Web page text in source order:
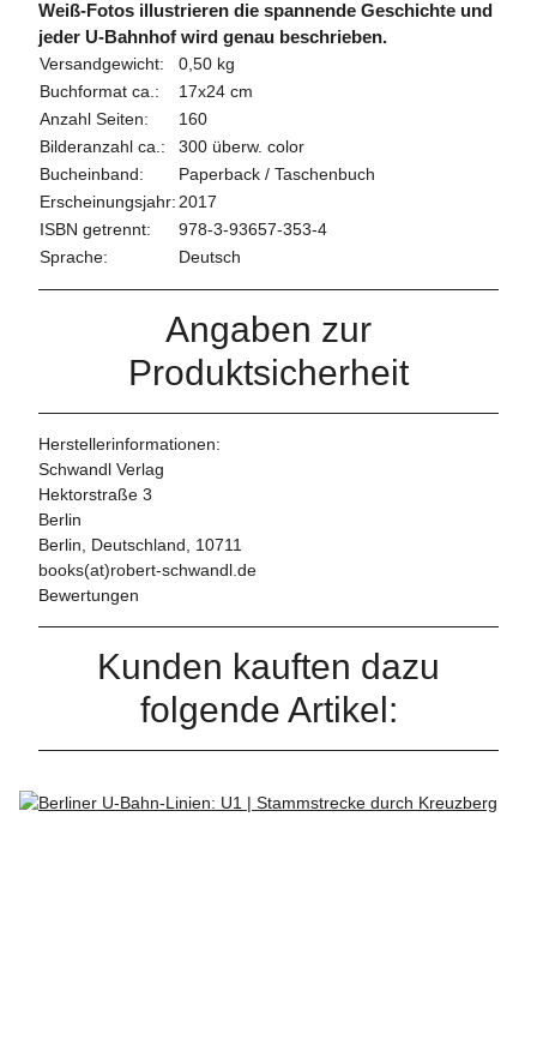
Weiß-Fotos illustrieren die spannende Geschichte und
jeder U-Bahnhof wird genau beschrieben.
Versandgewicht:
0,50 kg
Buchformat ca.:
17x24 cm
Anzahl Seiten:
160
Bilderanzahl ca.:
300 überw. color
Bucheinband:
Paperback / Taschenbuch
Erscheinungsjahr:2017
ISBN getrennt:
978-3-93657-353-4
Sprache:
Deutsch
Angaben zur
Produktsicherheit
Herstellerinformationen:
Schwandl Verlag
Hektorstraße 3
Berlin
Berlin, Deutschland, 10711
books(at)robert-schwandl.de
Bewertungen
Kunden kauften dazu
folgende Artikel: